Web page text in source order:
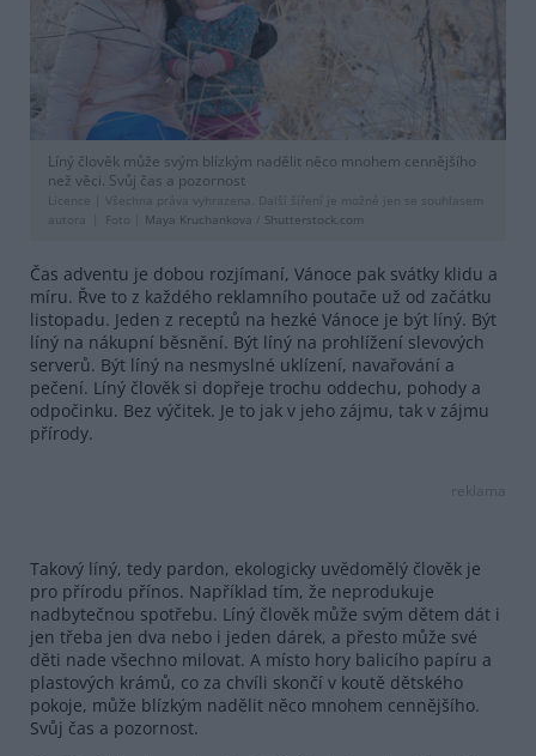
Líný člověk může svým blízkým nadělit něco mnohem cennějšího
než věci. Svůj čas a pozornost
Licence |
Všechna práva vyhrazena. Další šíření je možné jen se souhlasem
autora
Foto | Maya Kruchankova Shutterstock.com
Čas adventu je dobou rozjímaní, Vánoce pak svátky klidu a
míru. Řve to z každého reklamního poutače už od začátku
listopadu. Jeden z receptů na hezké Vánoce je být líný. Být
líný na nákupní běsnění. Být líný na prohlížení slevových
serverů. Být líný na nesmyslné uklízení, navařování a
pečení. Líný člověk si dopřeje trochu oddechu, pohody a
odpočinku. Bez výčitek. Je to jak v jeho zájmu, tak v zájmu
přírody.
reklama
Takový líný, tedy pardon, ekologicky uvědomělý člověk je
pro přírodu přínos. Například tím, že neprodukuje
nadbytečnou spotřebu. Líný člověk může svým dětem dát i
jen třeba jen dva nebo i jeden dárek, a přesto může své
děti nade všechno milovat. A místo hory balicího papíru a
plastových krámů, co za chvíli skončí v koutě dětského
pokoje, může blízkým nadělit něco mnohem cennějšího.
Svůj čas a pozornost.